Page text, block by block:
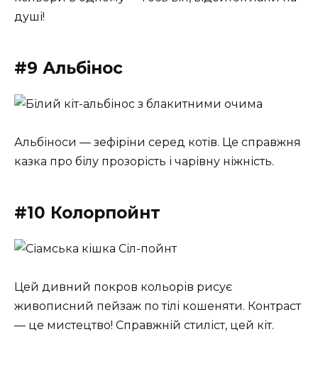
душі!
#9 Альбінос
Альбіноси — зефіріни серед котів. Це справжня
казка про білу прозорість і чарівну ніжність.
#10 Колорпойнт
Цей дивний покров кольорів рисує
живописний пейзаж по тілі кошеняти. Контраст
— це мистецтво! Справжній стиліст, цей кіт.